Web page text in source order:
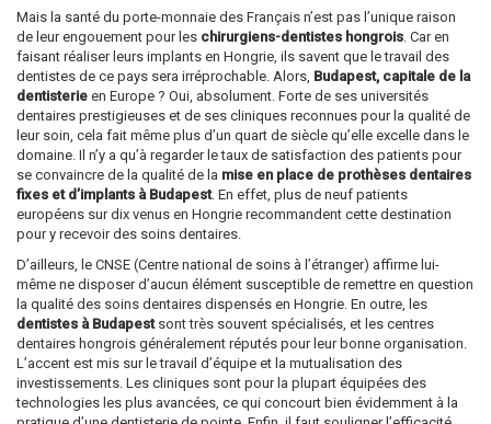
Mais la santé du porte-monnaie des Français n’est pas l’unique raison
de leur engouement pour les chirurgiens-dentistes hongrois. Car en
faisant réaliser leurs implants en Hongrie, ils savent que le travail des
dentistes de ce pays sera irréprochable. Alors, Budapest, capitale de la
dentisterie en Europe ? Oui, absolument. Forte de ses universités
dentaires prestigieuses et de ses cliniques reconnues pour la qualité de
leur soin, cela fait même plus d’un quart de siècle qu’elle excelle dans le
domaine. Il n’y a qu’à regarder le taux de satisfaction des patients pour
se convaincre de la qualité de la mise en place de prothèses dentaires
fixes et d’implants à Budapest. En effet, plus de neuf patients
européens sur dix venus en Hongrie recommandent cette destination
pour y recevoir des soins dentaires.
D’ailleurs, le CNSE (Centre national de soins à l’étranger) affirme lui-
même ne disposer d’aucun élément susceptible de remettre en question
la qualité des soins dentaires dispensés en Hongrie. En outre, les
dentistes à Budapestsont très souvent spécialisés, et les centres
dentaires hongrois généralement réputés pour leur bonne organisation.
L’accent est mis sur le travail d’équipe et la mutualisation des
investissements. Les cliniques sont pour la plupart équipées des
technologies les plus avancées, ce qui concourt bien évidemment à la